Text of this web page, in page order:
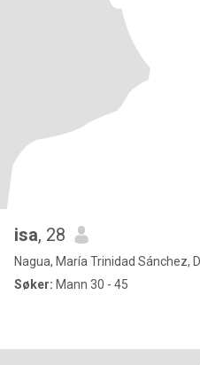
isa, 28
Nagua, María Trinidad Sánchez,
Søker: Mann 30 - 45